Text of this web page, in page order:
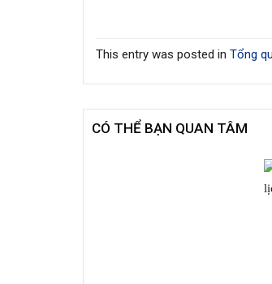
This entry was posted in Tổng
CÓ THỂ BẠN QUAN TÂM